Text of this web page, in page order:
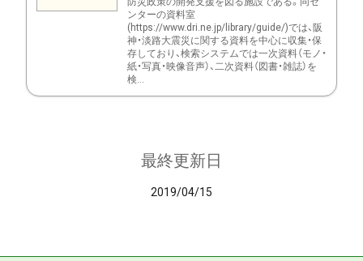
ンターの資料室
(https://www.dri.ne.jp/library/guide/)では、阪
神・淡路大震災に関する資料を中心に収集・保
存しており、検索システムでは一次資料（モノ・
紙・写真・映像音声）、二次資料（図書・雑誌）を
検...
最終更新日
2019/04/15